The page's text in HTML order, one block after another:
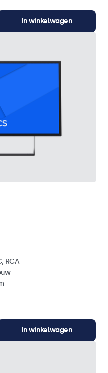
In winkelwagen
RCA
In winkelwagen